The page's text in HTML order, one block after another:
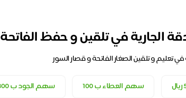
الجارية في تلقين و حفظ الفاتحة
تعليم و تلقين الصغار الفاتحة و قصار السور
سهم العطاء ب 100 سهم الجود ب 300 ريال